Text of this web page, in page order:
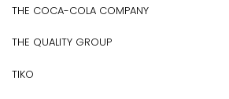
THE COCA-COLA COMPANY
THE QUALITY GROUP
TIKO